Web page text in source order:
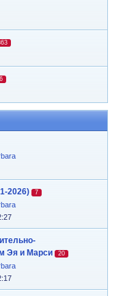
2026) 7
Эя и Марси
20